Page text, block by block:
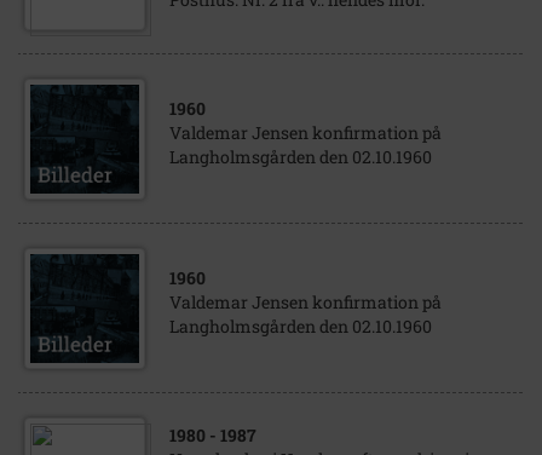
1960
Valdemar Jensen konfirmation på
Langholmsgården den 02.10.1960
1960
Valdemar Jensen konfirmation på
Langholmsgården den 02.10.1960
1980 - 1987